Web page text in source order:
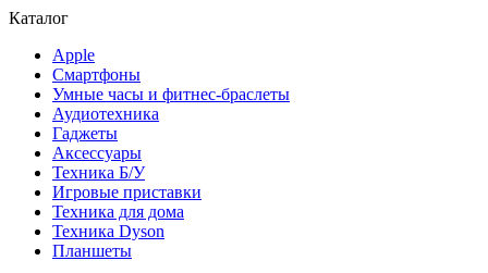
Каталог
Apple
Смартфоны
Умные часы и фитнес-браслеты
Аудиотехника
Гаджеты
Аксессуары
Техника Б/У
Игровые приставки
Техника для дома
Техника Dyson
Планшеты